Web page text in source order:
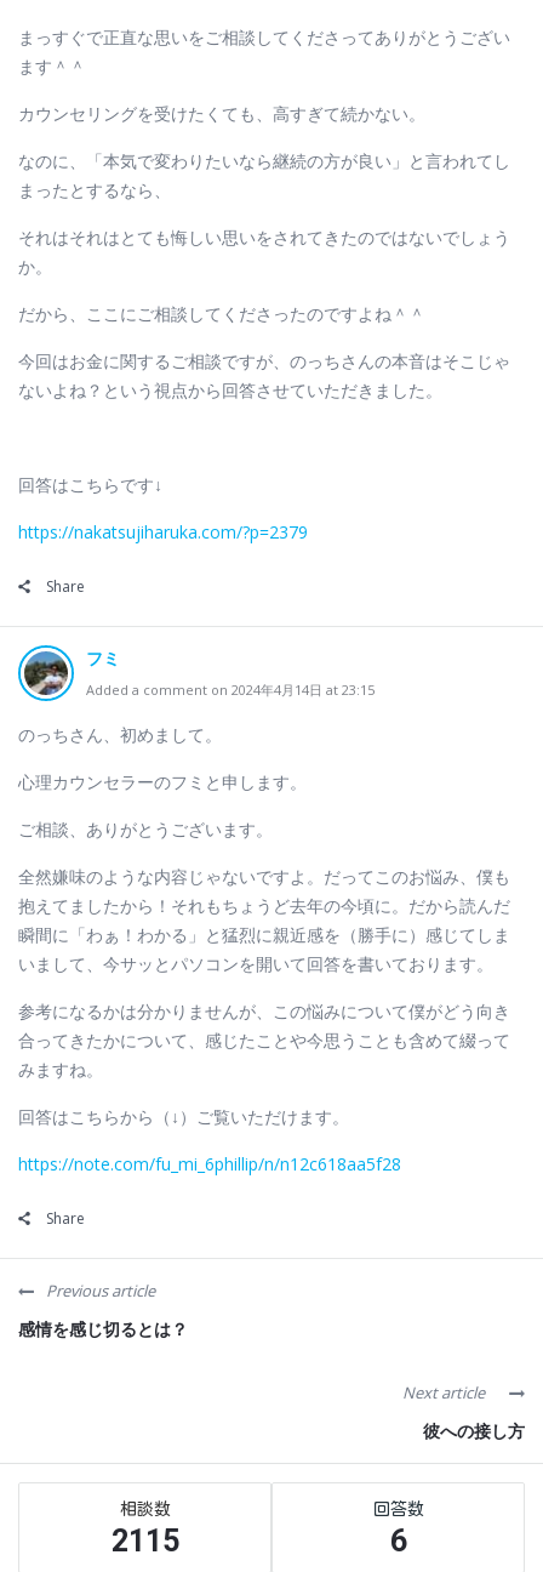
まっすぐで正直な思いをご相談してくださってありがとうござい
ます＾＾
カウンセリングを受けたくても、高すぎて続かない。
なのに、「本気で変わりたいなら継続の方が良い」と言われてし
まったとするなら、
それはそれはとても悔しい思いをされてきたのではないでしょう
か。
だから、ここにご相談してくださったのですよね＾＾
今回はお金に関するご相談ですが、のっちさんの本音はそこじゃ
ないよね？という視点から回答させていただきました。
回答はこちらです↓
https://nakatsujiharuka.com/?p=2379
Share
フミ
Added a comment on 2024年4月14日 at 23:15
のっちさん、初めまして。
心理カウンセラーのフミと申します。
ご相談、ありがとうございます。
全然嫌味のような内容じゃないですよ。だってこのお悩み、僕も
抱えてましたから！それもちょうど去年の今頃に。だから読んだ
瞬間に「わぁ！わかる」と猛烈に親近感を（勝手に）感じてしま
いまして、今サッとパソコンを開いて回答を書いております。
参考になるかは分かりませんが、この悩みについて僕がどう向き
合ってきたかについて、感じたことや今思うことも含めて綴って
みますね。
回答はこちらから（↓）ご覧いただけます。
https://note.com/fu_mi_6phillip/n/n12c618aa5f28
Share
Previous article
感情を感じ切るとは？
Next article
彼への接し方
Sidebar
2115 6